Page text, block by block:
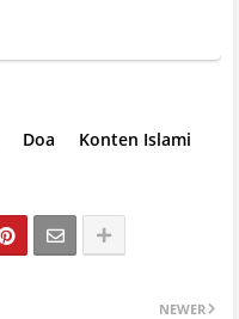
Doa
Konten Islami
NEWER